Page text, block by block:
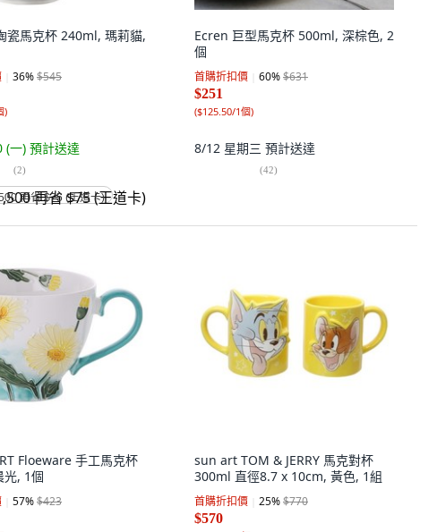
瓷馬克杯 240ml, 瑪莉貓,
36%$545
)
(一) 預計送達
(2)
再省 $75 (王道卡)
Ecren 巨型馬克杯 500ml, 深棕色, 2
個
首購折扣價 60%$631
$251
($125.50/1個)
8/12 星期三 預計送達
(42)
Floeware 手工馬克杯
, 1個
57%$423
sun art TOM & JERRY 馬克對杯
300ml 直徑8.7 x 10cm, 黃色, 1組
首購折扣價 25%$770
$570